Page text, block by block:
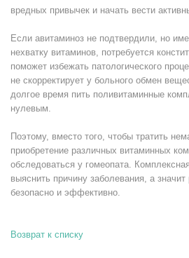
вредных привычек и начать вести
Если авитаминоз не подтвердили, но
нехватку витаминов, потребуется
поможет избежать патологического
не скорректирует у больного обмен
долгое время пить поливитаминные
нулевым.
Поэтому, вместо того, чтобы тратить
приобретение различных витаминных
обследоваться у гомеопата.
выяснить причину заболевания, а
безопасно и эффективно.
Возврат к списку